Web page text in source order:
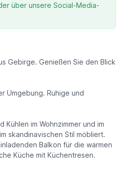
über unsere Social-Media-
Gebirge. Genießen Sie den Blick
Umgebung. Ruhige und
Kühlen im Wohnzimmer und im
skandinavischen Stil möbliert.
Balkon für die warmen
Küche mit Küchentresen.